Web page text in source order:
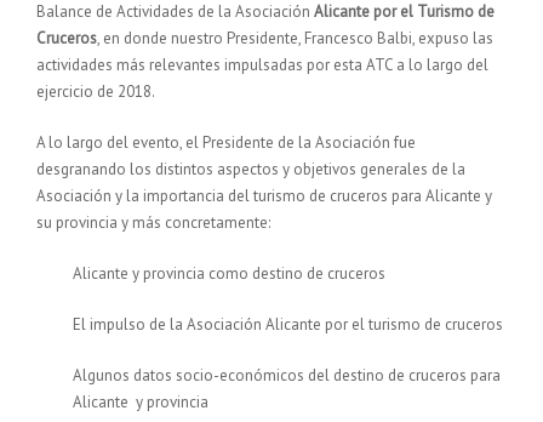
Balance de Actividades de la Asociación Alicante por el Turismo de
Cruceros, en donde nuestro Presidente, Francesco Balbi, expuso las
actividades más relevantes impulsadas por esta ATC a lo largo del
ejercicio de 2018.
A lo largo del evento, el Presidente de la Asociación fue
desgranando los distintos aspectos y objetivos generales de la
Asociación y la importancia del turismo de cruceros para Alicante y
su provincia y más concretamente:
Alicante y provincia como destino de cruceros
El impulso de la Asociación Alicante por el turismo de cruceros
Algunos datos socio-económicos del destino de cruceros para
Alicante y provincia